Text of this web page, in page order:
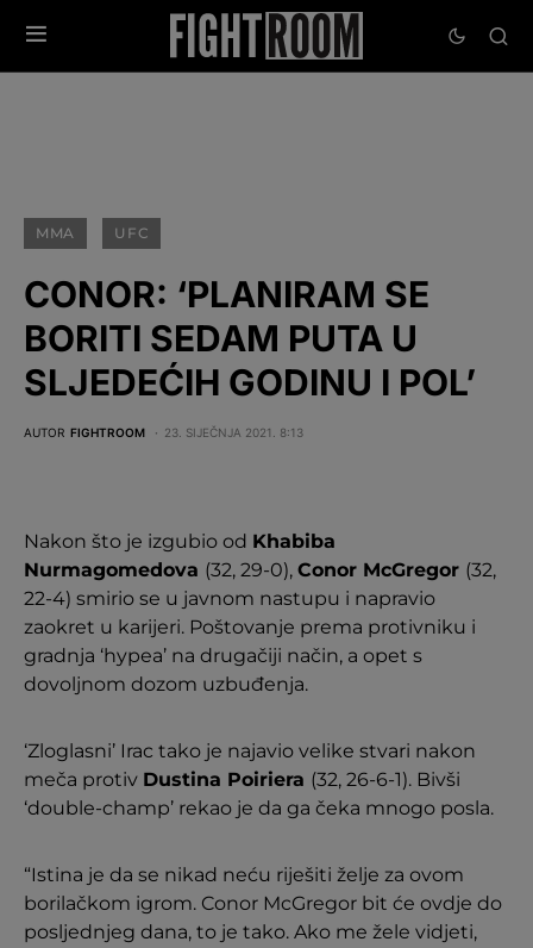
MMA UFC
CONOR: ‘PLANIRAM SE
BORITI SEDAM PUTA U
SLJEDEĆIH GODINU I POL’
AUTOR FIGHTROOM 23. SIJEČNJA 2021. 8:13
Nakon što je izgubio od Khabiba
Nurmagomedova (32, 29-0), Conor McGregor (32,
22-4) smirio se u javnom nastupu i napravio
zaokret u karijeri. Poštovanje prema protivniku i
gradnja ‘hypea’ na drugačiji način, a opet s
dovoljnom dozom uzbuđenja.
‘Zloglasni’ Irac tako je najavio velike stvari nakon
meča protiv Dustina Poiriera (32, 26-6-1). Bivši
‘double-champ’ rekao je da ga čeka mnogo posla.
“Istina je da se nikad neću riješiti želje za ovom
borilačkom igrom. Conor McGregor bit će ovdje do
posljednjeg dana, to je tako. Ako me žele vidjeti,